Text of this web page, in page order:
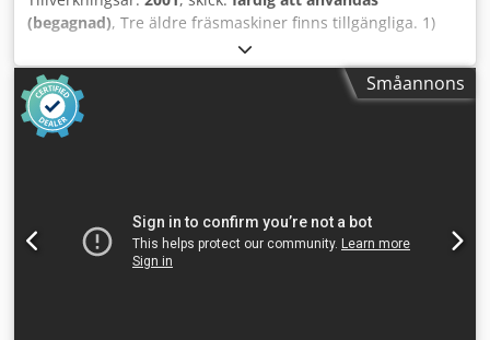
(begagnad), Tre äldre fräsmaskiner finns tillgängliga. 1)
CNC-vertikalfräs Bridgeport VMC 1000/22, tillverkningsår:
1999, slaglängd X/Y/Z: ca 1020 mm/510 mm/500 mm,
bordsdimensioner X/Y: ca 1150 mm/490 mm, maximal
bordsbelastning: 900 kg, verktygshållare: SK40, antal
verktygsplatser: 22, varvtal: 6000 varv/min.
tillverkningsår: 1991, slaglängd X/Y/Z: ca 700 mm/600
mm/300 mm, bordsdimensioner X/Y: 720 mm/700 mm,
portalöppning X/Y: 800 mm/400 mm, matningshastighet: 6
Småannons